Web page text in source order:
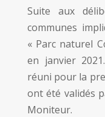
Suite aux
communes
« Parc naturel
en janvier
réuni pour la
ont été validés
Moniteur.